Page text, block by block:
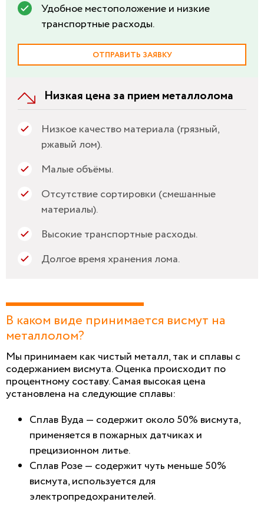
Удобное местоположение и низкие
транспортные расходы.
ОТПРАВИТЬ ЗАЯВКУ
Низкая цена за прием металлолома
Низкое качество материала (грязный,
ржавый лом).
Малые объёмы.
Отсутствие сортировки (смешанные
материалы).
Высокие транспортные расходы.
Долгое время хранения лома.
В каком виде принимается висмут на
металлолом?
Мы принимаем как чистый металл, так и сплавы с
содержанием висмута. Оценка происходит по
процентному составу. Самая высокая цена
установлена на следующие сплавы:
Сплав Вуда — содержит около 50% висмута,
применяется в пожарных датчиках и
прецизионном литье.
Сплав Розе — содержит чуть меньше 50%
висмута, используется для
электропредохранителей.